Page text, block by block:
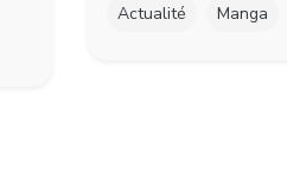
Actualité Manga